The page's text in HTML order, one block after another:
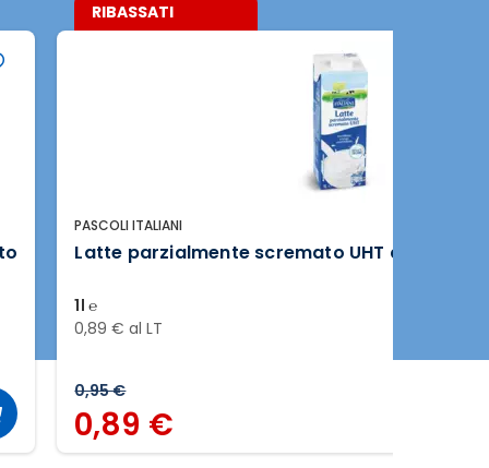
PASCOLI ITALIANI
Latte parzialmente scremato UHT a lunga
1l ℮
0,89 € al LT
RIBASSATI
0,95 €
0,89 €